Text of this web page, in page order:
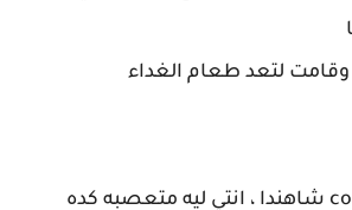
لتعد طعام الغداء